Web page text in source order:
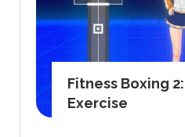
Fitness Boxing
Exercise